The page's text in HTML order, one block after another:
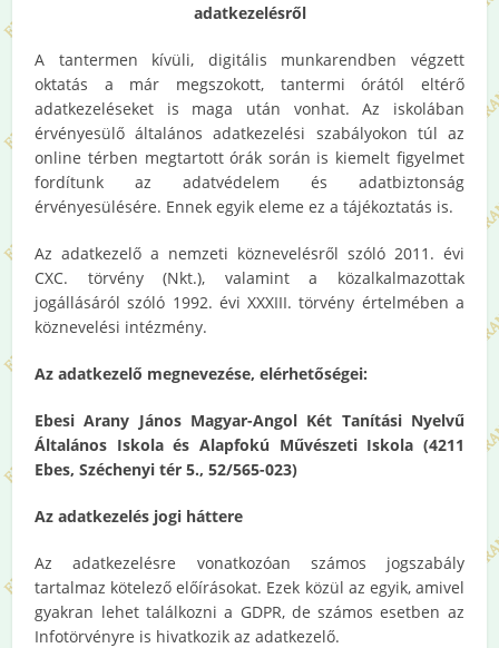
adatkezelésről
A tantermen kívüli, digitális munkarendben végzett
oktatás a már megszokott, tantermi órától eltérő
adatkezeléseket is maga után vonhat. Az iskolában
érvényesülő általános adatkezelési szabályokon túl az
online térben megtartott órák során is kiemelt figyelmet
fordítunk az adatvédelem és adatbiztonság
érvényesülésére. Ennek egyik eleme ez a tájékoztatás is.
Az adatkezelő a nemzeti köznevelésről szóló 2011. évi
CXC. törvény (Nkt.), valamint a közalkalmazottak
jogállásáról szóló 1992. évi XXXIII. törvény értelmében a
köznevelési intézmény.
Az adatkezelő megnevezése, elérhetőségei:
Ebesi Arany János Magyar-Angol Két Tanítási Nyelvű
Általános Iskola és Alapfokú Művészeti Iskola (4211
Ebes, Széchenyi tér 5., 52/565-023)
Az adatkezelés jogi háttere
Az adatkezelésre vonatkozóan számos jogszabály
tartalmaz kötelező előírásokat. Ezek közül az egyik, amivel
gyakran lehet találkozni a GDPR, de számos esetben az
Infotörvényre is hivatkozik az adatkezelő.